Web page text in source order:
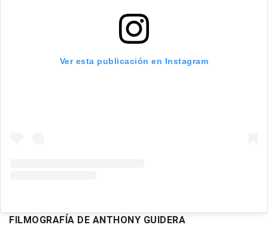
Ver esta publicación en Instagram
FILMOGRAFÍA DE ANTHONY GUIDERA